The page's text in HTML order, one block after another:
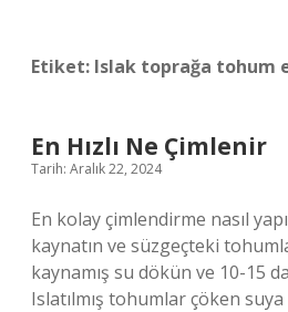
Etiket: Islak toprağa tohum
En Hızlı Ne Çimlenir
Tarih: Aralık 22, 2024
En kolay çimlendirme nasıl
kaynatın ve süzgeçteki
kaynamış su dökün ve 10-15
Islatılmış tohumlar çöken